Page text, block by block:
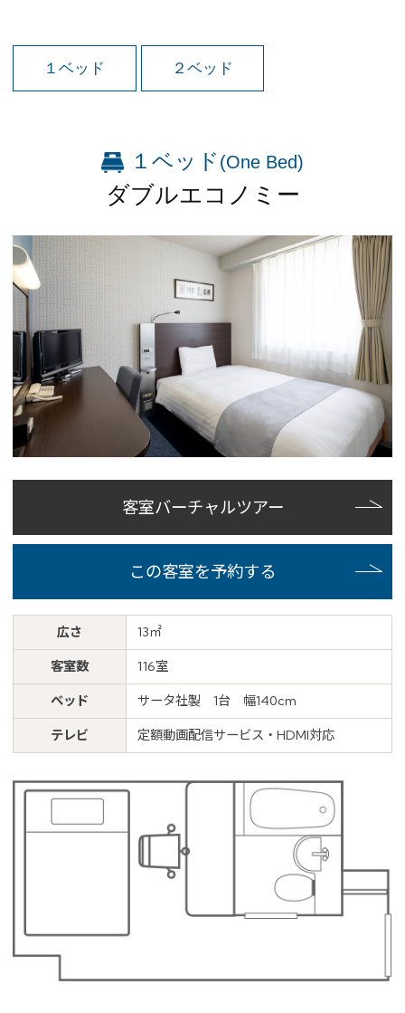
１ベッド ２ベッド
１ベッド (One Bed)
ダブルエコノミー
この客室を予約する
客室バーチャルツアー
広さ 13㎡
客室数 116室
ベッド サータ社製 1台 幅140cm
テレビ 定額動画配信サービス・HDMI対応